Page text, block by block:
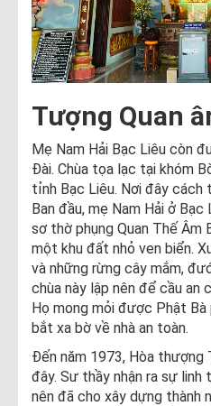
Tượng Quan
Mẹ Nam Hải Bạc Liêu còn
Đài. Chùa tọa lạc tại khóm
tỉnh Bạc Liêu. Nơi đây cách
Ban đầu, mẹ Nam Hải ở
sơ thờ phụng Quan Thế Âm
một khu đất nhỏ ven biển.
và những rừng cây mắm,
chùa này lập nên để cầu an
Họ mong mỏi được Phật Bà
bắt xa bờ về nhà an toàn.
Đến năm 1973, Hòa
đây. Sư thầy nhận ra sự linh
nên đã cho xây dựng thành